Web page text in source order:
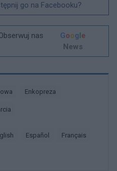
go na Facebooku?
nas
Google
News
Enkopreza
español français